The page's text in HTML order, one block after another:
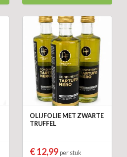
OLIJFOLIE MET ZWARTE
TRUFFEL
€ 12,99 per stuk